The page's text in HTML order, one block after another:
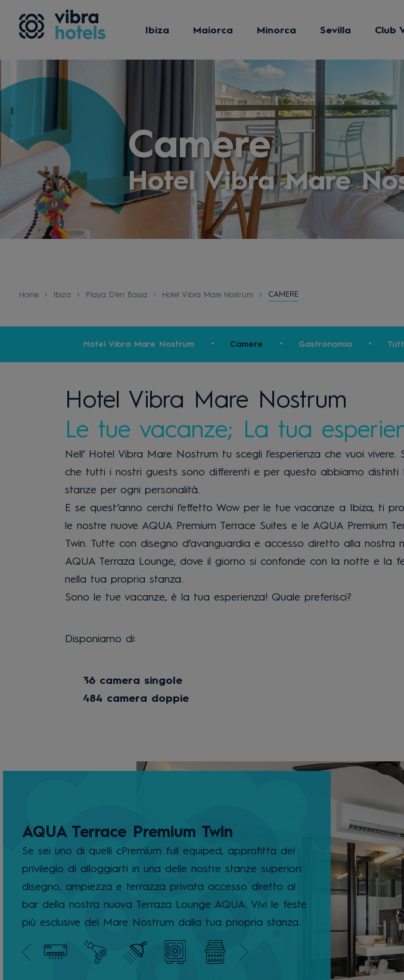
Ibiza Maiorca Minorca Sevilla Club
Camere
Hotel Vibra Mare
Home Ibiza Playa D'en Bossa Hotel Vibra Mare Nostrum CAMERE
Hotel Vibra Mare Nostrum Camere Gastronomia
Hotel Vibra Mare Nostrum
Le tue vacanze; La tua
Nell’ Hotel Vibra Mare Nostrum tu scegli l’esperienza che vuoi vivere.
che tutti i nostri guests sono differenti e per questo abbiamo distinti
stanze per ogni personalità.
E se quest’anno cerchi l’effetto Wow per le tue vacanze a Ibiza, ti
le nostre nuove AQUA Premium Terrace Suites e le AQUA Premium
Twin. Tutte con disegno d’avanguardia e accesso diretto alla nostra
AQUA Terraza Lounge, dove il giorno si confonde con la notte e la
nella tua propria stanza.
Sono le tue vacanze, è la tua esperienza! Quale preferisci?
Disponiamo di:
36 camera singole
484 camera doppie
AQUA Terrace Premium Twin
Se sei uno di quelli cPremium full equiped, approfitta del
privilegio di alloggiarti in una delle nostre stanze superiori:
disegno, ampiezza e terrazza privata accesso diretto al
bar della nostra nuova Terraza Lounge AQUA. Vivi le feste
più esclusive del Mare Nostrum dalla tua priopria stanza.